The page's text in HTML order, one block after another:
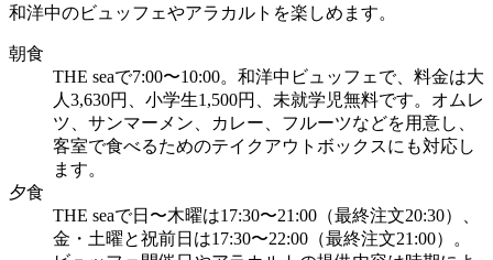
和洋中のビュッフェやアラカルトを楽しめます。
朝食
THE seaで7:00〜10:00。和洋中ビュッフェで、料金は大
人3,630円、小学生1,500円、未就学児無料です。オムレ
ツ、サンマーメン、カレー、フルーツなどを用意し、
客室で食べるためのテイクアウトボックスにも対応し
ます。
夕食
THE seaで日〜木曜は17:30〜21:00（最終注文20:30）、
金・土曜と祝前日は17:30〜22:00（最終注文21:00）。